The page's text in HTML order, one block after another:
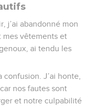
j’ai abandonné mon
mes vêtements et
ai tendu les
confusion. J’ai honte,
nos fautes sont
et notre culpabilité